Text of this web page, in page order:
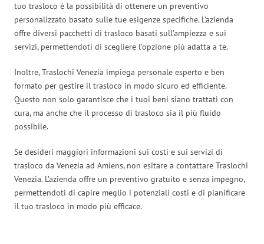
tuo trasloco è la possibilità di ottenere un preventivo
personalizzato basato sulle tue esigenze specifiche. L’azienda
offre diversi pacchetti di trasloco basati sull’ampiezza e sui
servizi, permettendoti di scegliere l’opzione più adatta a te.
Inoltre, Traslochi Venezia impiega personale esperto e ben
formato per gestire il trasloco in modo sicuro ed efficiente.
Questo non solo garantisce che i tuoi beni siano trattati con
cura, ma anche che il processo di trasloco sia il più fluido
possibile.
Se desideri maggiori informazioni sui costi e sui servizi di
trasloco da Venezia ad Amiens, non esitare a contattare Traslochi
Venezia. L’azienda offre un preventivo gratuito e senza impegno,
permettendoti di capire meglio i potenziali costi e di pianificare
il tuo trasloco in modo più efficace.